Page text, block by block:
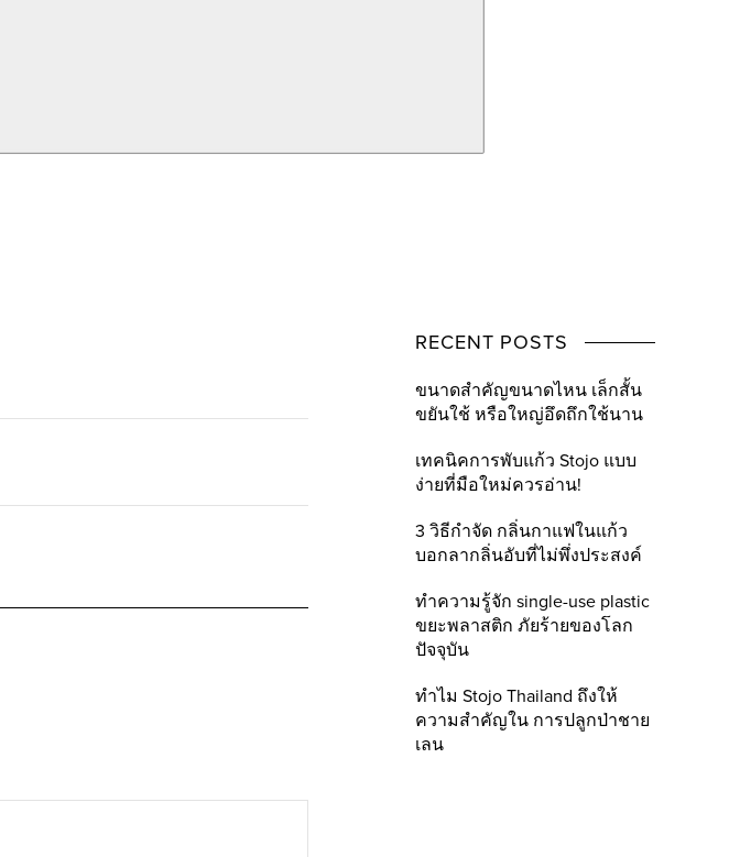
RECENT POSTS
ขนาดสำคัญขนาดไหน เล็กสั้น
ขยันใช้ หรือใหญ่อึดถึกใช้นาน
เทคนิคการพับแก้ว Stojo แบบ
ง่ายที่มือใหม่ควรอ่าน!
3 วิธีกำจัด กลิ่นกาแฟในแก้ว
บอกลากลิ่นอับที่ไม่พึ่งประสงค์
ทำความรู้จัก single-use plastic
ขยะพลาสติก ภัยร้ายของโลก
ปัจจุบัน
ทำไม Stojo Thailand ถึงให้
ความสำคัญใน การปลูกป่าชาย
เลน